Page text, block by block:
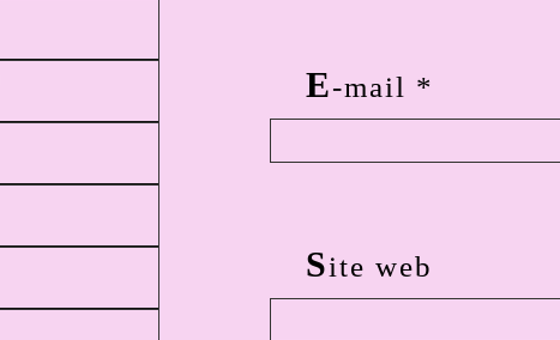
E-mail *
Site web